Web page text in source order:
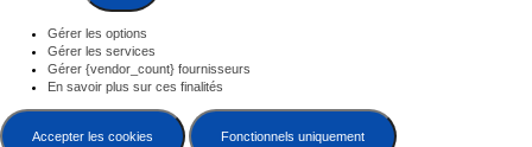
Gérer les options
Gérer les services
Gérer {vendor_count} fournisseurs
En savoir plus sur ces finalités
Accepter les cookies Fonctionnels uniquement